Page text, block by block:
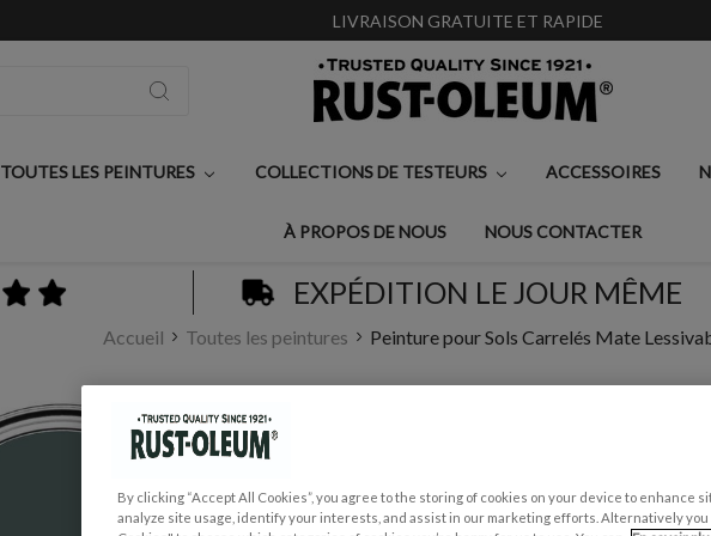
LIVRAISON GRATUITE ET RAPIDE
TOUTES LES PEINTURES COLLECTIONS DE TESTEURS ACCESSOIRES
À PROPOS DE NOUS NOUS CONTACTER
EXPÉDITION LE JOUR MÊME
Accueil Toutes les peintures Peinture pour Sols Carrelés Mate
PEINTURE POUR
€57,00
By clicking “Accept All Cookies”, you agree to the storing of cookies on your device to enhance
analyze site usage, identify your interests, and assist in our marketing efforts. Alternatively you